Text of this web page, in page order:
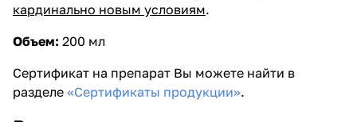
кардинально новым условиям.
Объем: 200 мл
Сертификат на препарат Вы можете найти в
разделе «Сертификаты продукции».